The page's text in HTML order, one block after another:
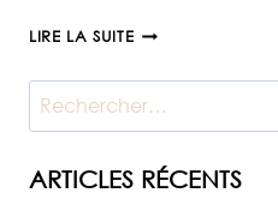
LIRE LA SUITECRÉATION
MA
SOCIÉTÉ
DU
Rechercher :
ARTICLES RÉCENTS